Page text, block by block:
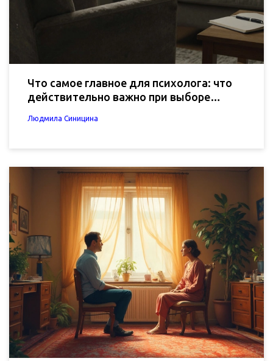
Что самое главное для психолога: что
действительно важно при выборе
Людмила Синицина